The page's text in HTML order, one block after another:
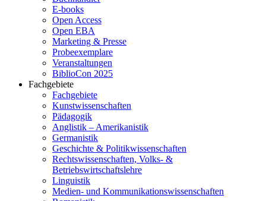
E-books
Open Access
Open EBA
Marketing & Presse
Probeexemplare
Veranstaltungen
BiblioCon 2025
Fachgebiete
Fachgebiete
Kunstwissenschaften
Pädagogik
Anglistik – Amerikanistik
Germanistik
Geschichte & Politikwissenschaften
Rechtswissenschaften, Volks- &
Betriebswirtschaftslehre
Linguistik
Medien- und Kommunikationswissenschaften